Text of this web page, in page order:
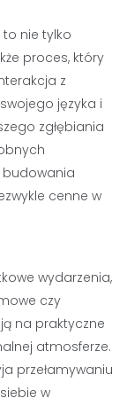
nie tylko
proces, który
z
języka i
zgłębiania
budowania
cenne w
wydarzenia,
czy
na praktyczne
atmosferze.
przełamywaniu
w